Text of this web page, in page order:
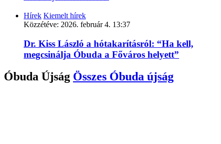
Hírek Kiemelt hírek
Közzétéve: 2026. február 4. 13:37
Dr. Kiss László a hótakarításról: “Ha kell,
megcsinálja Óbuda a Főváros helyett”
Óbuda Újság Összes Óbuda újság